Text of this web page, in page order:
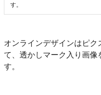
す。
オンラインデザインはピ
て、透かしマーク入り画像
す。